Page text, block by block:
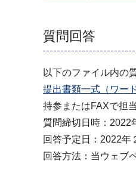
質問回答
以下のファイル内の
提出書類一式（ワー
持参またはFAXで担
質問締切日時：2022
回答予定日：2022年
回答方法：当ウェブ